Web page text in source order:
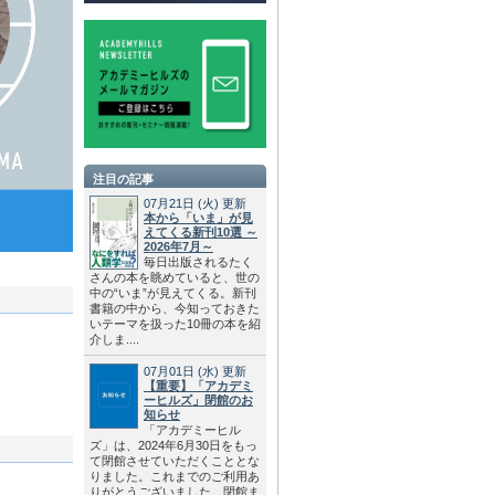
注目の記事
07月21日 (火) 更新
本から「いま」が見
えてくる新刊10選 ～
2026年7月～
毎日出版されるたく
さんの本を眺めていると、世の
中の“いま”が見えてくる。新刊
書籍の中から、今知っておきた
いテーマを扱った10冊の本を紹
介しま....
07月01日 (水) 更新
【重要】「アカデミ
ーヒルズ」閉館のお
知らせ
「アカデミーヒル
ズ」は、2024年6月30日をもっ
て閉館させていただくこととな
りました。これまでのご利用あ
りがとうございました。閉館ま